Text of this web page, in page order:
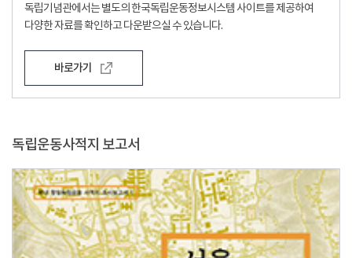
독립기념관에서는 별도의 한국독립운동정보시스템 사이트를 제공하여
다양한 자료를 확인하고 다운받으실 수 있습니다.
바로가기
독립운동사적지 보고서